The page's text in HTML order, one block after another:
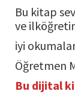
Bu kitap
ve
iyi
Öğretmen
Bu dijital